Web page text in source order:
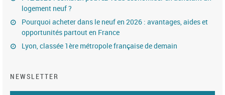
logement neuf ?
Pourquoi acheter dans le neuf en 2026 : avantages, aides et
opportunités partout en France
Lyon, classée 1ère métropole française de demain
NEWSLETTER